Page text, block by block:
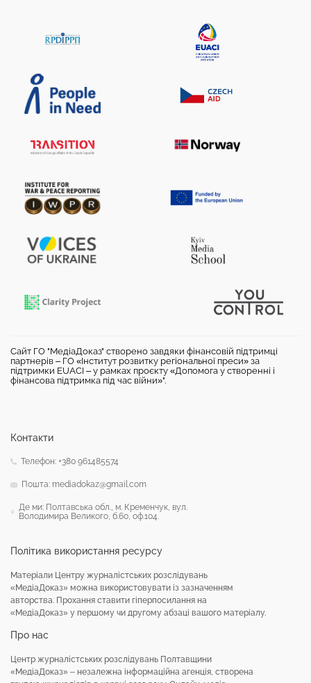
Сайт ГО "МедіаДоказ" створено завдяки фінансовій підтримці
партнерів – ГО «Інститут розвитку регіональної преси» за
підтримки EUACI – у рамках проєкту «Допомога у створенні і
фінансова підтримка під час війни»".
Про нас
Центр журналістських розслідувань Полтавщини
«МедіаДоказ» – незалежна інформаційна агенція, створена
Політика використання ресурсу
Матеріали Центру журналістських розслідувань
«МедіаДоказ» можна використовувати із зазначенням
авторства. Прохання ставити гіперпосилання на
«МедіаДоказ» у першому чи другому абзаці вашого матеріалу.
Контакти
Телефон: +380 961485574
Пошта: mediadokaz@gmail.com
Де ми: Полтавська обл., м. Кременчук, вул.
Володимира Великого, б.60, оф.104.